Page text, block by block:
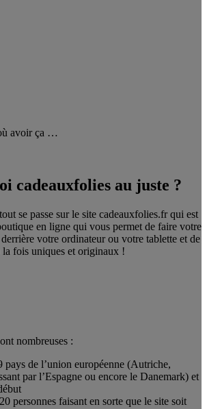
avoir ça …
cadeauxfolies au juste ?
se passe sur le site cadeauxfolies.fr qui est
en ligne qui vous permet de faire votre
votre ordinateur ou votre tablette et de
la fois uniques et originaux !
nombreuses :
pays de l’union européenne (Autriche,
par l’Espagne ou encore le Danemark) et
personnes faisant en sorte que le site soit